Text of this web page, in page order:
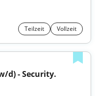
Teilzeit Vollzeit
d) - Security.